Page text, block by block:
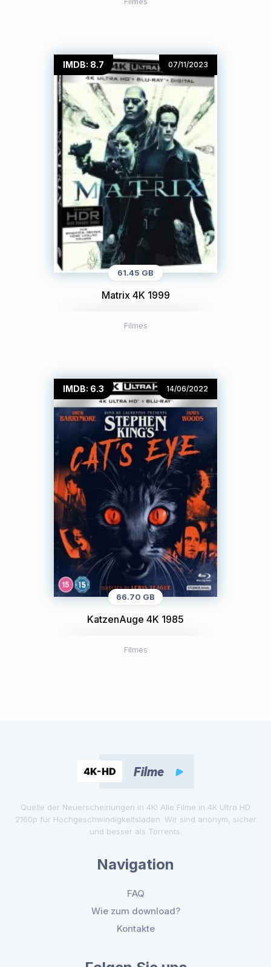
IMDB: 8.7 07/11/2023
61.45 GB
Matrix 4K 1999
Filmes
IMDB: 6.3 14/06/2022
66.70 GB
KatzenAuge 4K 1985
Filmes
Quelle der Neuerscheinungen in 4K! Alle Filme in 4K Ultra HD
2160p für Hochgeschwindigkeitsladen. Wir sind anonym, sicher
und besser als Torrents.
Navigation
FAQ
Wie zum download?
Kontakte